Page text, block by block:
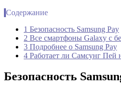
Содержание
1 Безопасность Samsung Pay
2 Все смартфоны Galaxy с
3 Подробнее о Samsung Pay
4 Работает ли Самсунг Пей
Безопасность